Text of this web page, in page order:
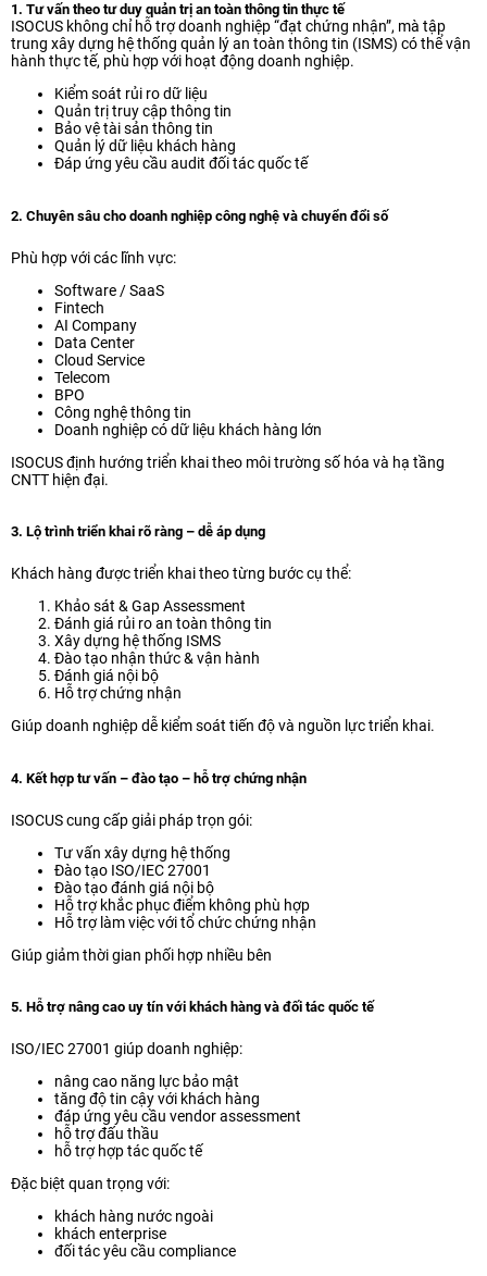
1. Tư vấn theo tư duy quản trị an toàn thông tin thực tế
ISOCUS không chỉ hỗ trợ doanh nghiệp “đạt chứng nhận”, mà tập
trung xây dựng hệ thống quản lý an toàn thông tin (ISMS) có thể vận
hành thực tế, phù hợp với hoạt động doanh nghiệp.
Kiểm soát rủi ro dữ liệu
Quản trị truy cập thông tin
Bảo vệ tài sản thông tin
Quản lý dữ liệu khách hàng
Đáp ứng yêu cầu audit đối tác quốc tế
2. Chuyên sâu cho doanh nghiệp công nghệ và chuyển đổi số
Phù hợp với các lĩnh vực:
Software / SaaS
Fintech
AI Company
Data Center
Cloud Service
Telecom
BPO
Công nghệ thông tin
Doanh nghiệp có dữ liệu khách hàng lớn
ISOCUS định hướng triển khai theo môi trường số hóa và hạ tầng
CNTT hiện đại.
3. Lộ trình triển khai rõ ràng – dễ áp dụng
Khách hàng được triển khai theo từng bước cụ thể:
Khảo sát & Gap Assessment
Đánh giá rủi ro an toàn thông tin
Xây dựng hệ thống ISMS
Đào tạo nhận thức & vận hành
Đánh giá nội bộ
Hỗ trợ chứng nhận
Giúp doanh nghiệp dễ kiểm soát tiến độ và nguồn lực triển khai.
4. Kết hợp tư vấn – đào tạo – hỗ trợ chứng nhận
ISOCUS cung cấp giải pháp trọn gói:
Tư vấn xây dựng hệ thống
Đào tạo ISO/IEC 27001
Đào tạo đánh giá nội bộ
Hỗ trợ khắc phục điểm không phù hợp
Hỗ trợ làm việc với tổ chức chứng nhận
Giúp giảm thời gian phối hợp nhiều bên
5. Hỗ trợ nâng cao uy tín với khách hàng và đối tác quốc tế
ISO/IEC 27001 giúp doanh nghiệp:
nâng cao năng lực bảo mật
tăng độ tin cậy với khách hàng
đáp ứng yêu cầu vendor assessment
hỗ trợ đấu thầu
hỗ trợ hợp tác quốc tế
Đặc biệt quan trọng với:
khách hàng nước ngoài
khách enterprise
đối tác yêu cầu compliance